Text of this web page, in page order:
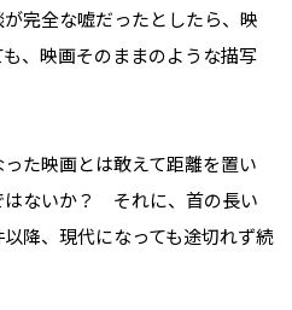
完全な嘘だったとしたら、映
、映画そのままのような描写
た映画とは敢えて距離を置い
はないか？ それに、首の長い
降、現代になっても途切れず続